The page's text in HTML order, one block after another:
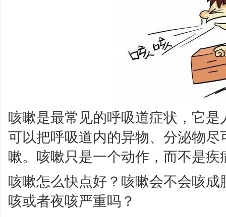
咳嗽是最常见的呼吸道症状，它
可以把呼吸道内的异物、分泌物
嗽。咳嗽只是一个动作，而不是疾
咳嗽怎么快点好？咳嗽会不会咳
咳或者夜咳严重吗？